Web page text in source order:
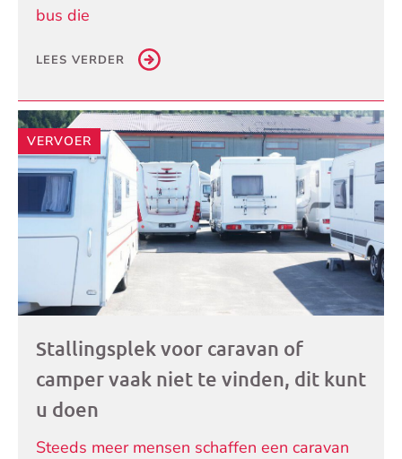
bus die
LEES VERDER
VERVOER
Stallingsplek voor caravan of
camper vaak niet te vinden, dit kunt
u doen
Steeds meer mensen schaffen een caravan